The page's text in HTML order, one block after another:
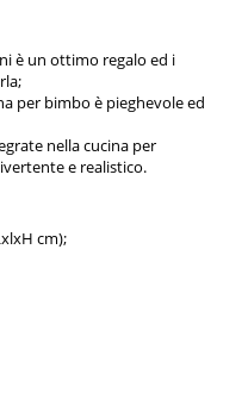
è un ottimo regalo ed i
per bimbo è pieghevole ed
nella cucina per
e realistico.
cm);